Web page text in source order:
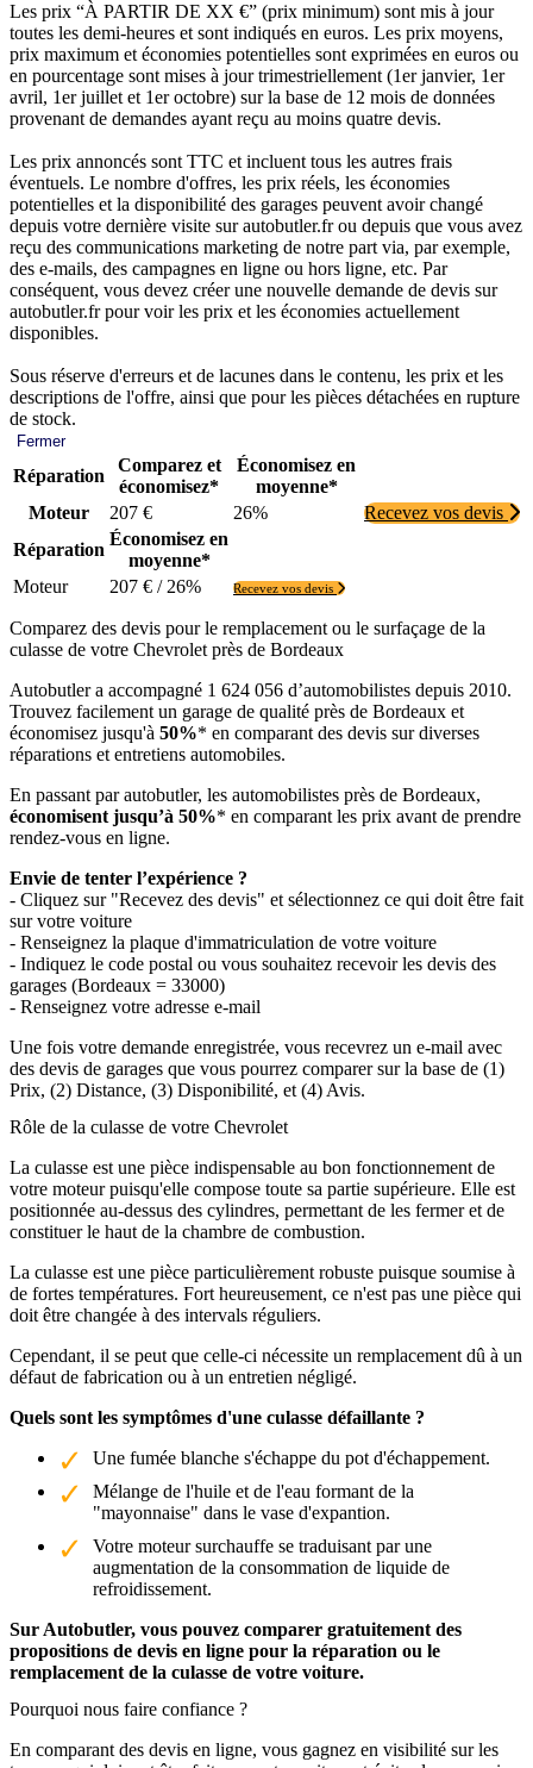
Les prix “À PARTIR DE XX €” (prix minimum) sont mis à jour
toutes les demi-heures et sont indiqués en euros. Les prix moyens,
prix maximum et économies potentielles sont exprimées en euros ou
en pourcentage sont mises à jour trimestriellement (1er janvier, 1er
avril, 1er juillet et 1er octobre) sur la base de 12 mois de données
provenant de demandes ayant reçu au moins quatre devis.
Les prix annoncés sont TTC et incluent tous les autres frais
éventuels. Le nombre d'offres, les prix réels, les économies
potentielles et la disponibilité des garages peuvent avoir changé
depuis votre dernière visite sur autobutler.fr ou depuis que vous avez
reçu des communications marketing de notre part via, par exemple,
des e-mails, des campagnes en ligne ou hors ligne, etc. Par
conséquent, vous devez créer une nouvelle demande de devis sur
autobutler.fr pour voir les prix et les économies actuellement
disponibles.
Sous réserve d'erreurs et de lacunes dans le contenu, les prix et les
descriptions de l'offre, ainsi que pour les pièces détachées en rupture
de stock.
Fermer
Réparation
Comparez et
économisez*
Économisez en
moyenne*
Moteur
207 € 26%
Recevez vos devis
Réparation
Économisez en
moyenne*
Moteur
207 € / 26% Recevez vos devis
Comparez des devis pour le remplacement ou le surfaçage de la
culasse de votre Chevrolet près de Bordeaux
Autobutler a accompagné 1 624 056 d’automobilistes depuis 2010.
Trouvez facilement un garage de qualité près de Bordeaux et
économisez jusqu'à 50%* en comparant des devis sur diverses
réparations et entretiens automobiles.
En passant par autobutler, les automobilistes près de Bordeaux,
économisent jusqu’à 50%* en comparant les prix avant de prendre
rendez-vous en ligne.
Envie de tenter l’expérience ?
- Cliquez sur "Recevez des devis" et sélectionnez ce qui doit être fait
sur votre voiture
- Renseignez la plaque d'immatriculation de votre voiture
- Indiquez le code postal ou vous souhaitez recevoir les devis des
garages (Bordeaux = 33000)
- Renseignez votre adresse e-mail
Une fois votre demande enregistrée, vous recevrez un e-mail avec
des devis de garages que vous pourrez comparer sur la base de (1)
Prix, (2) Distance, (3) Disponibilité, et (4) Avis.
Rôle de la culasse de votre Chevrolet
La culasse est une pièce indispensable au bon fonctionnement de
votre moteur puisqu'elle compose toute sa partie supérieure. Elle est
positionnée au-dessus des cylindres, permettant de les fermer et de
constituer le haut de la chambre de combustion.
La culasse est une pièce particulièrement robuste puisque soumise à
de fortes températures. Fort heureusement, ce n'est pas une pièce qui
doit être changée à des intervals réguliers.
Cependant, il se peut que celle-ci nécessite un remplacement dû à un
défaut de fabrication ou à un entretien négligé.
Quels sont les symptômes d'une culasse défaillante ?
Une fumée blanche s'échappe du pot d'échappement.
Mélange de l'huile et de l'eau formant de la
"mayonnaise" dans le vase d'expantion.
Votre moteur surchauffe se traduisant par une
augmentation de la consommation de liquide de
refroidissement.
Sur Autobutler, vous pouvez comparer gratuitement des
propositions de devis en ligne pour la réparation ou le
remplacement de la culasse de votre voiture.
Pourquoi nous faire confiance ?
En comparant des devis en ligne, vous gagnez en visibilité sur les